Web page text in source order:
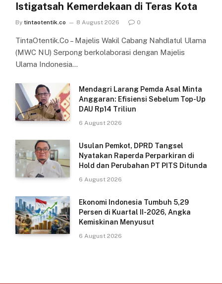
Istigatsah Kemerdekaan di Teras Kota
By tintaotentik.co 8 August 2026 0
TintaOtentik.Co – Majelis Wakil Cabang Nahdlatul Ulama
(MWC NU) Serpong berkolaborasi dengan Majelis
Ulama Indonesia…
Mendagri Larang Pemda Asal Minta
Anggaran: Efisiensi Sebelum Top-Up
DAU Rp14 Triliun
6 August 2026
Usulan Pemkot, DPRD Tangsel
Nyatakan Raperda Perparkiran di
Hold dan Perubahan PT PITS Ditunda
6 August 2026
Ekonomi Indonesia Tumbuh 5,29
Persen di Kuartal II-2026, Angka
Kemiskinan Menyusut
6 August 2026